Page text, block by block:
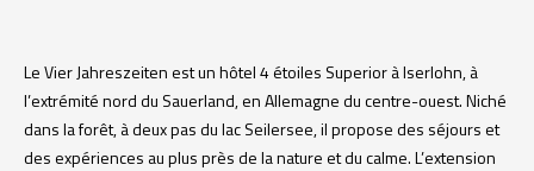
Le Vier Jahreszeiten est un hôtel 4 étoiles Superior à Iserlohn, à
l’extrémité nord du Sauerland, en Allemagne du centre-ouest. Niché
dans la forêt, à deux pas du lac Seilersee, il propose des séjours et
des expériences au plus près de la nature et du calme. L’extension